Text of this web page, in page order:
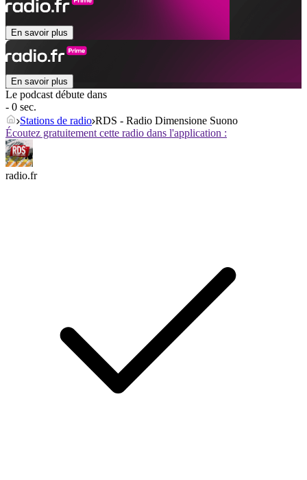
En savoir plus
En savoir plus
Le podcast débute dans
- 0 sec.
Stations de radio RDS - Radio Dimensione Suono
Écoutez gratuitement cette radio dans l'application :
radio.fr